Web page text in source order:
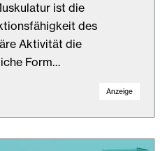
ist die
des
Aktivität die
Form…
Anzeige